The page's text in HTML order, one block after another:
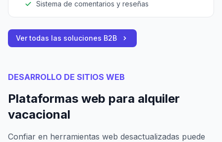
Sistema de comentarios y reseñas
Ver todas las soluciones B2B
DESARROLLO DE SITIOS WEB
Plataformas web para alquiler
vacacional
Confiar en herramientas web desactualizadas puede